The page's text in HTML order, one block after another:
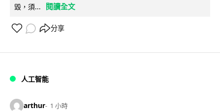
毀，須...
閱讀全文
分享
人工智能
arthur 1 小時